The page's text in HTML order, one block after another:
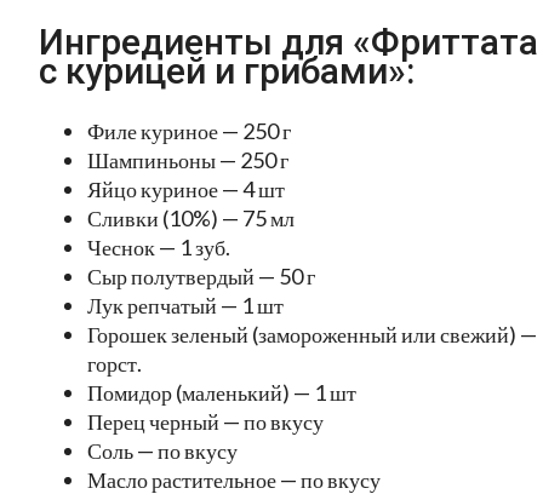
Ингредиенты для «Фриттата
с курицей и грибами»:
Филе куриное — 250 г
Шампиньоны — 250 г
Яйцо куриное — 4 шт
Сливки (10%) — 75 мл
Чеснок — 1 зуб.
Сыр полутвердый — 50 г
Лук репчатый — 1 шт
Горошек зеленый (замороженный или свежий) —
горст.
Помидор (маленький) — 1 шт
Перец черный — по вкусу
Соль — по вкусу
Масло растительное — по вкусу